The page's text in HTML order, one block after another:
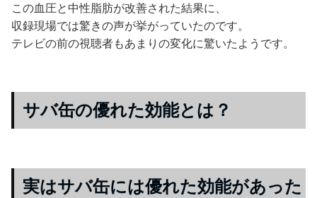
この血圧と中性脂肪が改善された結果に、
収録現場では驚きの声が挙がっていたのです。
テレビの前の視聴者もあまりの変化に驚いたようです。
サバ缶の優れた効能とは？
実はサバ缶には優れた効能があった